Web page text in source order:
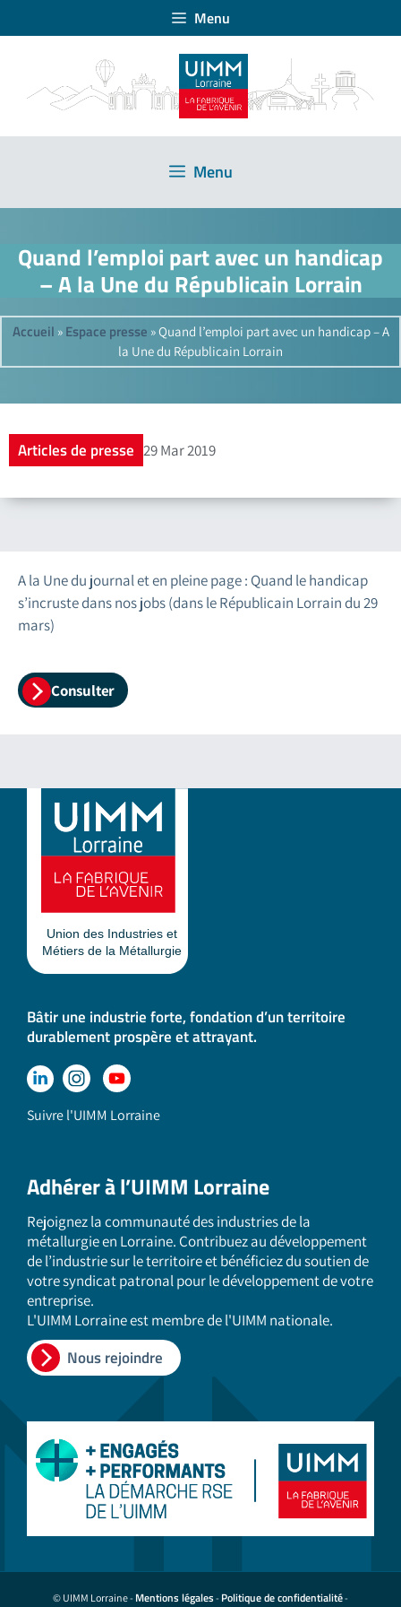
Menu
Menu
Quand l’emploi part avec un handicap
– A la Une du Républicain Lorrain
Accueil » Espace presse »Quand l’emploi part avec un handicap – A
la Une du Républicain Lorrain
Articles de presse 29 Mar 2019
A la Une du journal et en pleine page : Quand le handicap
s’incruste dans nos jobs (dans le Républicain Lorrain du 29
mars)
Consulter
Bâtir une industrie forte, fondation d’un territoire
durablement prospère et attrayant.
Suivre l'UIMM Lorraine
Adhérer à l’UIMM Lorraine
Rejoignez la communauté des industries de la
métallurgie en Lorraine. Contribuez au développement
de l’industrie sur le territoire et bénéficiez du soutien de
votre syndicat patronal pour le développement de votre
entreprise.
L'UIMM Lorraine est membre de l'UIMM nationale.
Nous rejoindre
© UIMM Lorraine - Mentions légales- Politique de confidentialité-